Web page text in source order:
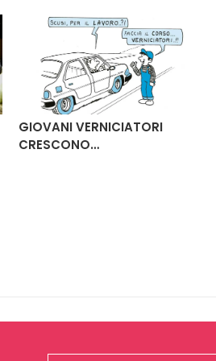
GIOVANI VERNICIATORI
CRESCONO…